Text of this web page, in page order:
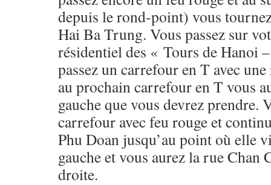
depuis le rond-point) vous
Hai Ba Trung. Vous passez sur
résidentiel des « Tours de Hanoi
passez un carrefour en T avec
au prochain carrefour en T vous
gauche que vous devrez prendre.
carrefour avec feu rouge et
Phu Doan jusqu’au point où elle
gauche et vous aurez la rue Chan
droite.